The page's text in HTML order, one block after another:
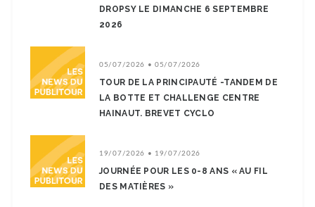
DROPSY LE DIMANCHE 6 SEPTEMBRE
2026
05/07/2026 • 05/07/2026
TOUR DE LA PRINCIPAUTÉ -TANDEM DE
LA BOTTE ET CHALLENGE CENTRE
HAINAUT. BREVET CYCLO
19/07/2026 • 19/07/2026
JOURNÉE POUR LES 0-8 ANS « AU FIL
DES MATIÈRES »